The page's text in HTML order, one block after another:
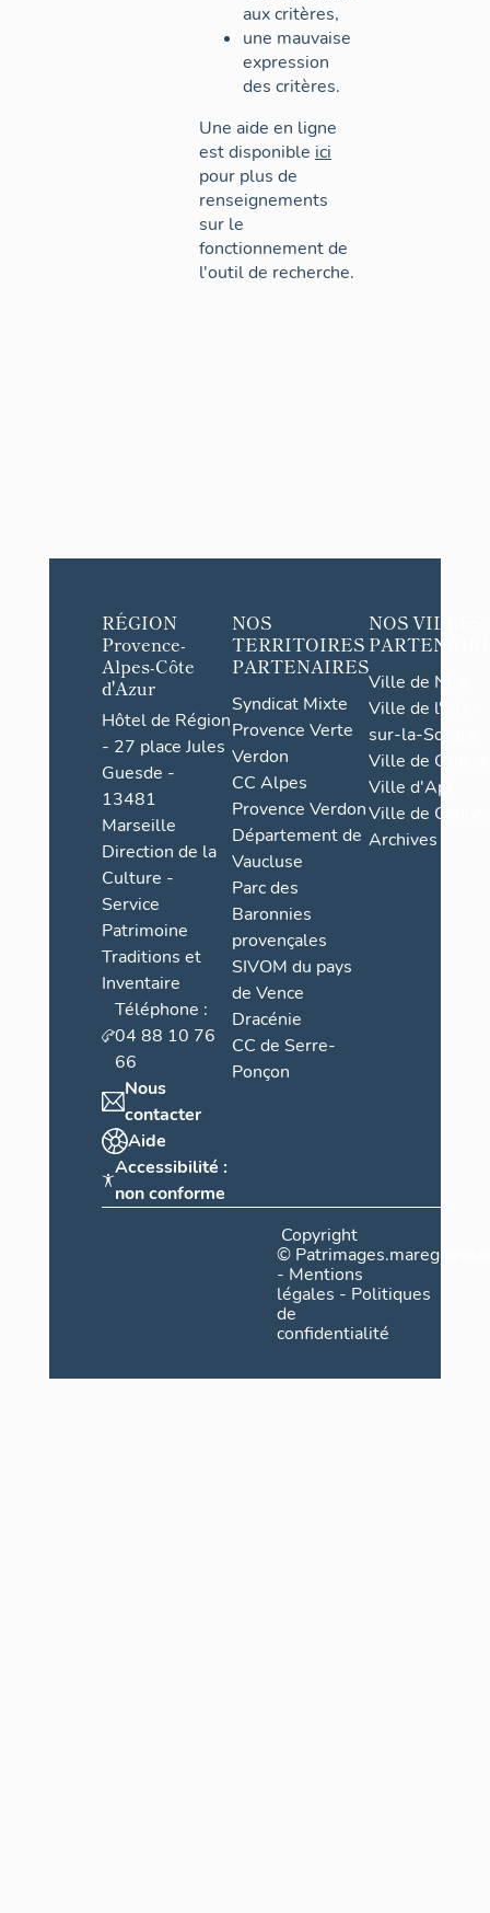
aux critères,
une mauvaise
expression
des critères.
Une aide en ligne
est disponible ici
pour plus de
renseignements
sur le
fonctionnement de
l'outil de recherche.
RÉGION
Provence-
Alpes-Côte
d'Azur
Hôtel de Région
- 27 place Jules
Guesde -
13481
Marseille
Direction de la
Culture -
Service
Patrimoine
Traditions et
Inventaire
Téléphone :
04 88 10 76
66
Nous
contacter
Aide
Accessibilité :
non conforme
NOS
TERRITOIRES
PARTENAIRES
Syndicat Mixte
Provence Verte
Verdon
CC Alpes
Provence Verdon
Département de
Vaucluse
Parc des
Baronnies
provençales
SIVOM du pays
de Vence
Dracénie
CC de Serre-
Ponçon
NOS VILLES
Ville de Nice
Ville de l'Isle-
sur-la-Sorgue
Ville de Grasse
Ville d'Apt
Ville de
Archives
Copyright
©
- Mentions
légales - Politiques
de
confidentialité